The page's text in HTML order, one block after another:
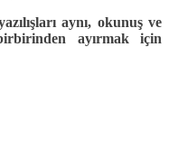
aynı, okunuş ve
ayırmak için